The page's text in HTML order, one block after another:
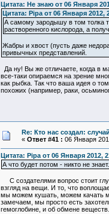
Цитата: Не знаю от 06 Января
Цитата: Pipa от 06 Января 2012,
А самому зародышу в том толка
растворенного кислорода, а
Жабры и хвост (пусть даже
привычных представлений.
Да ну! Вы же отличаете, когда в
все-таки опираемся на зрение
как рыбка. Так что ваша идея о
похожих (например, раки,
Re: Кто нас создал:
« Ответ #41 : 06 Января
Цитата: Pipa от 06 Января 2012,
А что будет потом - никто не
С создателями вопрос стоит
взгляд на вещи. И то, что
мы можем кушать, можем качать
замечаем, мы просто есть
гемоглобине, и об обмене